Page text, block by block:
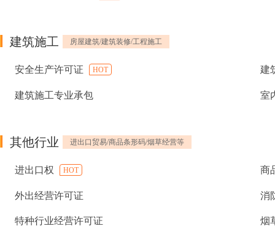
建筑施工 房屋建筑/建筑装修/工程施工
安全生产许可证 HOT 建
建筑施工专业承包 室
其他行业 进出口贸易/商品条形码/烟草经营等
进出口权 HOT 商
外出经营许可证 消
特种行业经营许可证 烟